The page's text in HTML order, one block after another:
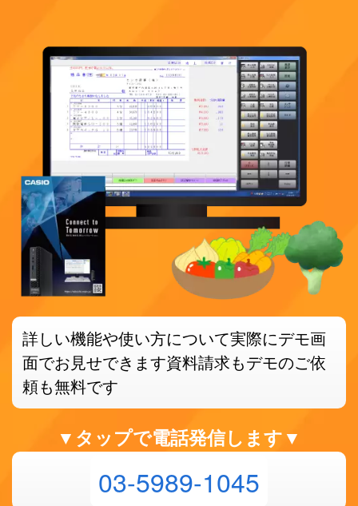
詳しい機能や使い方について実際にデモ画
面でお見せできます資料請求もデモのご依
頼も無料です
▼タップで電話発信します▼
03-5989-1045